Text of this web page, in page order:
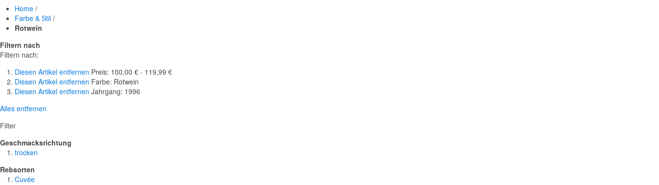
Home /
Farbe & Stil /
Rotwein
Filtern nach
Filtern nach:
Diesen Artikel entfernen Preis: 100,00 € - 119,99 €
Diesen Artikel entfernen Farbe: Rotwein
Diesen Artikel entfernen Jahrgang: 1996
Alles entfernen
Filter
Geschmacksrichtung
trocken
Rebsorten
Cuvée